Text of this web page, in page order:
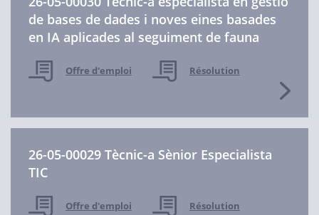
de bases de dades i noves eines basades
en IA aplicades al seguiment de fauna
Offre d'emploi Résolution
26-05-00029 Tècnic-a Sènior Especialista
TIC
Offre d'emploi Résolution